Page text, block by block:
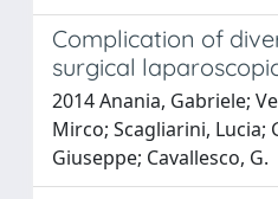
Complication of
surgical
2014 Anania, Gabriele;
Mirco; Scagliarini, Lucia;
Giuseppe; Cavallesco, G.